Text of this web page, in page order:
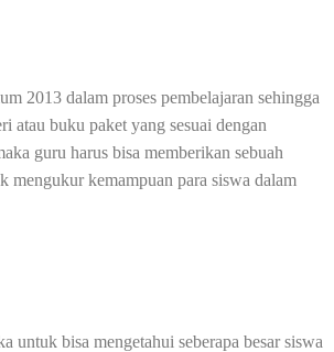
2013 dalam proses pembelajaran sehingga
atau buku paket yang sesuai dengan
guru harus bisa memberikan sebuah
mengukur kemampuan para siswa dalam
untuk bisa mengetahui seberapa besar siswa